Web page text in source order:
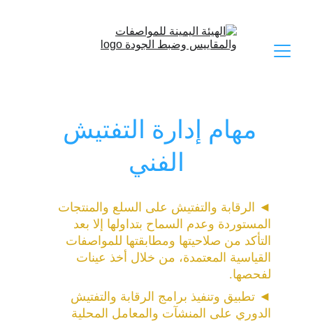
◄
الرقابة والتفتيش على السلع والمنتجات
المستوردة وعدم السماح بتداولها إلا بعد
التأكد من صلاحيتها ومطابقتها للمواصفات
القياسية المعتمدة، من خلال أخذ عينات
لفحصها.
◄ تطبيق وتنفيذ برامج الرقابة والتفتيش
الدوري على المنشآت والمعامل المحلية
مهام إدارة التفتيش
الفني